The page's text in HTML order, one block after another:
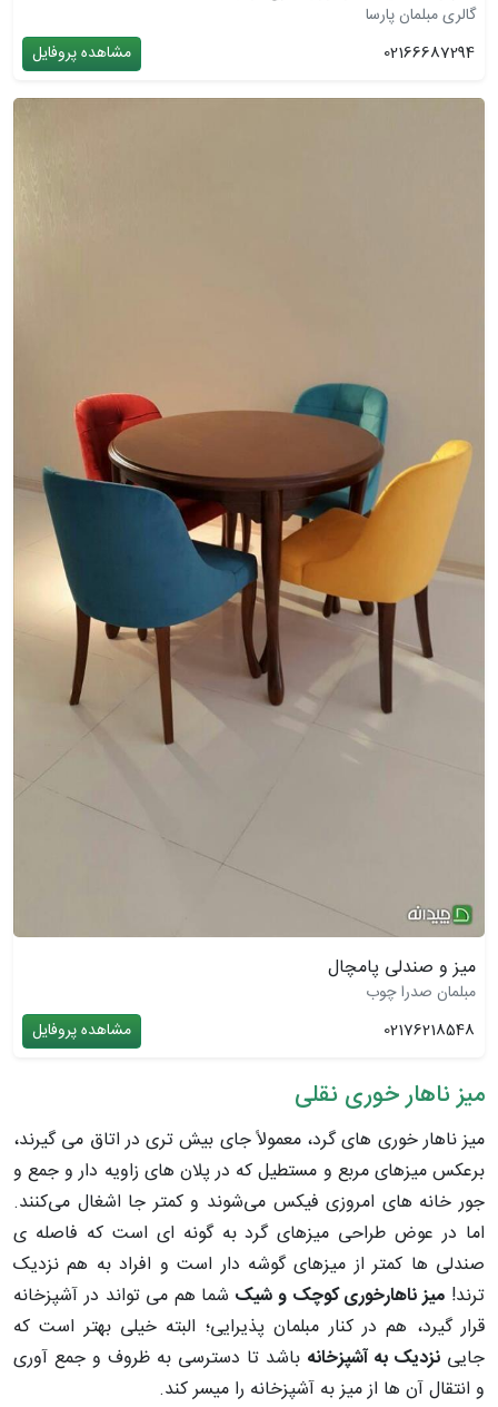
گالری مبلمان پارسا
02166687294
مشاهده پروفایل
میز و صندلی پامچال
مبلمان صدرا چوب
02176218548
مشاهده پروفایل
میز ناهار خوری نقلی
میز ناهار خوری های گرد، معمولاً جای بیش تری در اتاق می گیرند،
برعکس میزهای مربع و مستطیل که در پلان های زاویه دار و جمع و
جور خانه های امروزی فیکس می‌شوند و کمتر جا اشغال می‌کنند.
اما در عوض طراحی میزهای گرد به گونه ای است که فاصله ی
صندلی ها کمتر از میزهای گوشه دار است و افراد به هم نزدیک
ترند! میز ناهارخوری کوچک و شیک شما هم می تواند در آشپزخانه
قرار گیرد، هم در کنار مبلمان پذیرایی؛ البته خیلی بهتر است که
جایی نزدیک به آشپزخانه باشد تا دسترسی به ظروف و جمع آوری
و انتقال آن ها از میز به آشپزخانه را میسر کند.